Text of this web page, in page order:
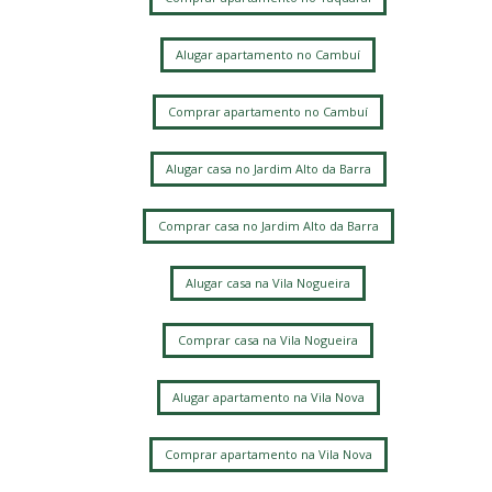
Loteamento Santa Ana do Atibaia (Sousas)
Residencial Estância Eudóxia (Barão Geraldo)
Cidade Universitária
Caminhos de San Conrado (Sousas)
Loteamento Residencial Entre Verdes (Sousas)
Alugar apartamento no Cambuí
Comprar apartamento no Cambuí
Alugar casa no Jardim Alto da Barra
Comprar casa no Jardim Alto da Barra
Alugar casa na Vila Nogueira
Comprar casa na Vila Nogueira
Alugar apartamento na Vila Nova
Comprar apartamento na Vila Nova